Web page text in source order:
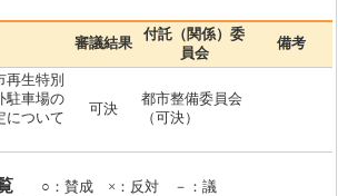
審議結果
付託（関係）委
員会
備考
生特別
駐車場の
について
可決
都市整備委員会
（可決）
○：賛成 ×：反対 －：議